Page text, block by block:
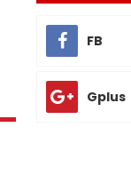
FB
Gplus